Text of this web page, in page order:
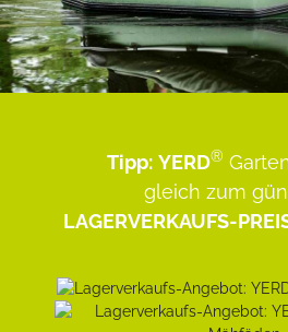
Tipp: YERD®
gleich zum
LAGERVERKAUFS-